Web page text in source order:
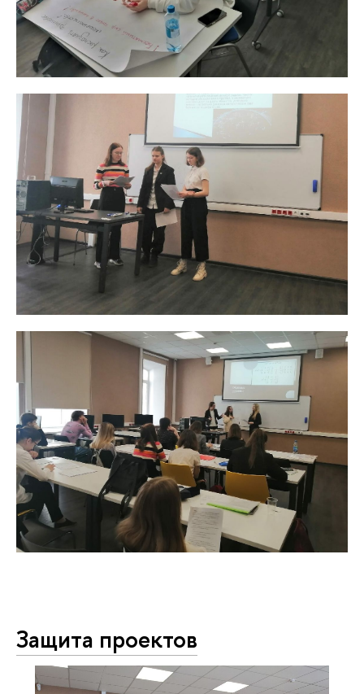
Защита проектов